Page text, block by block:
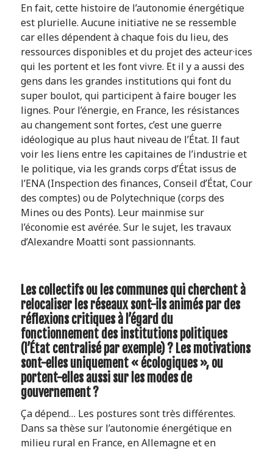
En fait, cette histoire de l’autonomie énergétique
est plurielle. Aucune initiative ne se ressemble
car elles dépendent à chaque fois du lieu, des
ressources disponibles et du projet des acteur·ices
qui les portent et les font vivre. Et il y a aussi des
gens dans les grandes institutions qui font du
super boulot, qui participent à faire bouger les
lignes. Pour l’énergie, en France, les résistances
au changement sont fortes, c’est une guerre
idéologique au plus haut niveau de l’État. Il faut
voir les liens entre les capitaines de l’industrie et
le politique, via les grands corps d’État issus de
l’ENA (Inspection des finances, Conseil d’État, Cour
des comptes) ou de Polytechnique (corps des
Mines ou des Ponts). Leur mainmise sur
l’économie est avérée. Sur le sujet, les travaux
d’Alexandre Moatti sont passionnants.
Les collectifs ou les communes qui cherchent à
relocaliser les réseaux sont-ils animés par des
réflexions critiques à l’égard du
fonctionnement des institutions politiques
(l’État centralisé par exemple) ? Les motivations
sont-elles uniquement « écologiques », ou
portent-elles aussi sur les modes de
gouvernement ?
Ça dépend… Les postures sont très différentes.
Dans sa thèse sur l’autonomie énergétique en
milieu rural en France, en Allemagne et en